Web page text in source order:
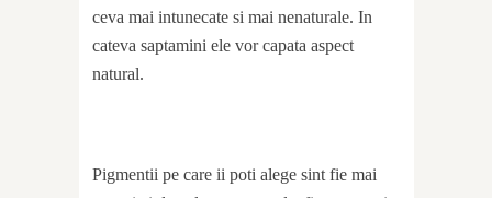
ceva mai intunecate si mai nenaturale. In
cateva saptamini ele vor capata aspect
natural.
Pigmentii pe care ii poti alege sint fie mai